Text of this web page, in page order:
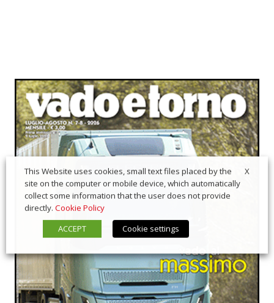
X
This Website uses cookies, small text files placed by the
site on the computer or mobile device, which automatically
collect some information that the user does not provide
directly. Cookie Policy
ACCEPT
Cookie settings